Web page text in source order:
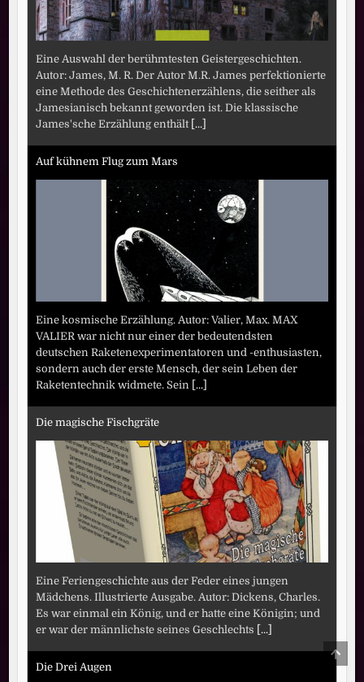
Eine Auswahl der berühmtesten Geistergeschichten.
Autor: James, M. R. Der Autor M.R. James perfektionierte
eine Methode des Geschichtenerzählens, die seither als
Jamesianisch bekannt geworden ist. Die klassische
James'sche Erzählung enthält [...]
Auf kühnem Flug zum Mars
Eine kosmische Erzählung. Autor: Valier, Max. MAX
VALIER war nicht nur einer der bedeutendsten
deutschen Raketenexperimentatoren und -enthusiasten,
sondern auch der erste Mensch, der sein Leben der
Raketentechnik widmete. Sein [...]
Die magische Fischgräte
Eine Feriengeschichte aus der Feder eines jungen
Mädchens. Illustrierte Ausgabe. Autor: Dickens, Charles.
Es war einmal ein König, und er hatte eine Königin; und
er war der männlichste seines Geschlechts [...]
Die Drei Augen TO